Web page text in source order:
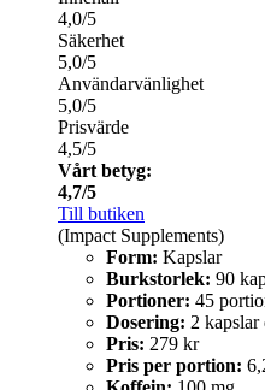
4,0/5
Säkerhet
5,0/5
Användarvänlighet
5,0/5
Prisvärde
4,5/5
Vårt betyg:
4,7/5
Till butiken
(Impact Supplements)
Form: Kapslar
Burkstorlek: 90
Portioner: 45
Dosering: 2 kapslar
Pris: 279 kr
Pris per portion: